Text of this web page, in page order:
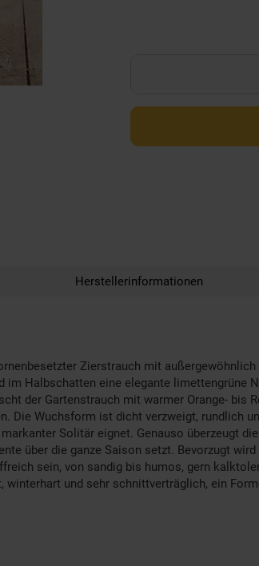
Herstellerinformationen
Zierstrauch mit
Halbschatten eine elegante limettengrüne
der Gartenstrauch mit warmer Orange- bis
Die Wuchsform ist dicht verzweigt, rundlich
Solitär eignet. Genauso überzeugt
über die ganze Saison setzt. Bevorzugt
sein, von sandig bis humos, gern
und sehr schnittverträglich, ein